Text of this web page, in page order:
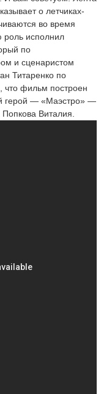
о летчиках-
во время
роль исполнил
по
и сценаристом
Титаренко по
что фильм построен
герой — «Маэстро» —
Попкова Виталия.